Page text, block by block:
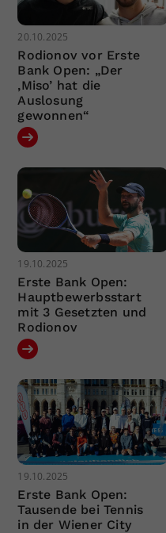
20.10.2025
Rodionov vor Erste
Bank Open: „Der
‚Miso’ hat die
Auslosung
gewonnen“
19.10.2025
Erste Bank Open:
Hauptbewerbsstart
mit 3 Gesetzten und
Rodionov
19.10.2025
Erste Bank Open:
Tausende bei Tennis
in der Wiener City